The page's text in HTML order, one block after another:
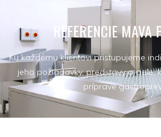
REFERENCIE MAVA
Ku každému klientovi pristupujeme
jeho požiadavky, predstavy a ciele,
príprave